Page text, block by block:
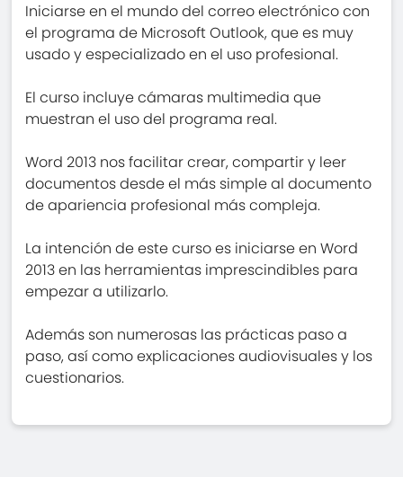
Iniciarse en el mundo del correo electrónico con
el programa de Microsoft Outlook, que es muy
usado y especializado en el uso profesional.
El curso incluye cámaras multimedia que
muestran el uso del programa real.
Word 2013 nos facilitar crear, compartir y leer
documentos desde el más simple al documento
de apariencia profesional más compleja.
La intención de este curso es iniciarse en Word
2013 en las herramientas imprescindibles para
empezar a utilizarlo.
Además son numerosas las prácticas paso a
paso, así como explicaciones audiovisuales y los
cuestionarios.